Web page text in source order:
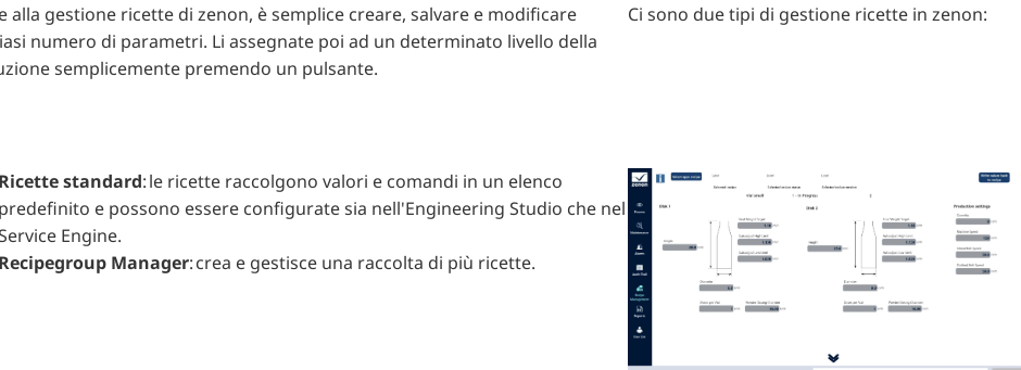
alla gestione ricette di zenon, è semplice creare, salvare e modificare
numero di parametri. Li assegnate poi ad un determinato livello della
semplicemente premendo un pulsante.
Ci sono due tipi di gestione ricette in zenon:
Ricette standard: le ricette raccolgono valori e comandi in un elenco
predefinito e possono essere configurate sia nell'Engineering Studio che nel
Engine.
Recipegroup Manager: crea e gestisce una raccolta di più ricette.